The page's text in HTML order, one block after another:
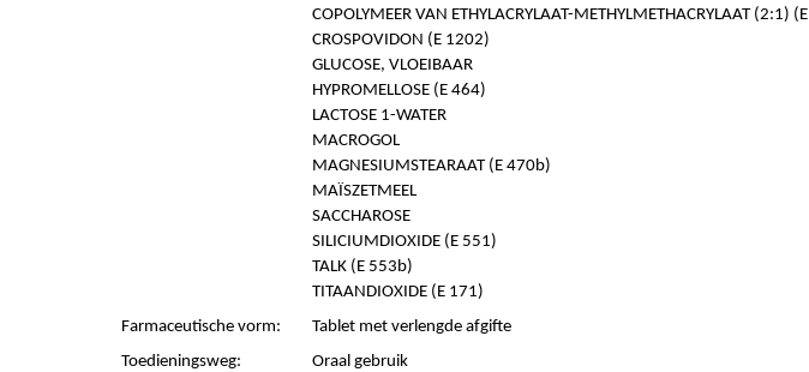
COPOLYMEER VAN ETHYLACRYLAAT-METHYLMETHACRYLAAT (2:1)
CROSPOVIDON (E 1202)
GLUCOSE, VLOEIBAAR
HYPROMELLOSE (E 464)
LACTOSE 1-WATER
MACROGOL
MAGNESIUMSTEARAAT (E 470b)
MAÏSZETMEEL
SACCHAROSE
SILICIUMDIOXIDE (E 551)
TALK (E 553b)
TITAANDIOXIDE (E 171)
Farmaceutische vorm:
Tablet met verlengde afgifte
Toedieningsweg:
Oraal gebruik